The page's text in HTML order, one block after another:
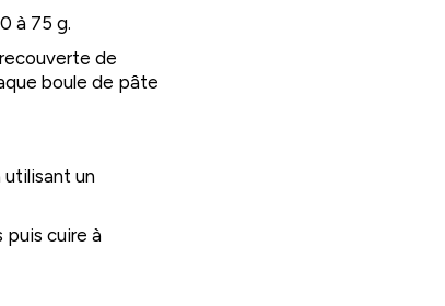
à 75 g.
de
boule de pâte
utilisant un
puis cuire à